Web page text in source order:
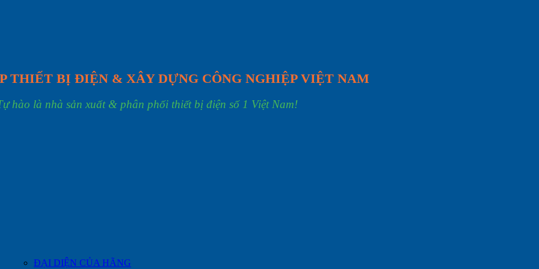
THIẾT BỊ ĐIỆN & XÂY DỰNG CÔNG NGHIỆP VIỆT NAM
hào là nhà sản xuất & phân phối thiết bị điện số 1 Việt Nam!
ĐẠI DIỆN CỦA HÃNG